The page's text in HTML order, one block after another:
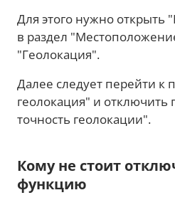
Для этого нужно открыть
в раздел
"Геолокация".
Далее следует перейти к
геолокация" и отключить
точность геолокации".
Кому не стоит
функцию